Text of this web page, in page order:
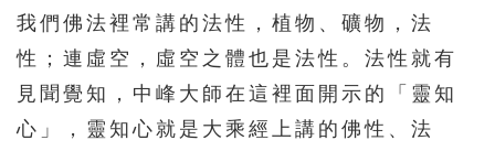
我們佛法裡常講的法性，植物、礦物，法
性；連虛空，虛空之體也是法性。法性就有
見聞覺知，中峰大師在這裡面開示的「靈知
心」，靈知心就是大乘經上講的佛性、法